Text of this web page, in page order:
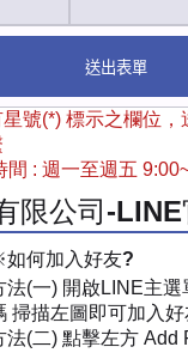
送出表單
號(*) 標示之欄位，
: 週一至週五
限公司-
何加入好友?
法(一) 開啟LINE主
掃描左圖即可加入好
法(二) 點擊左方 Add